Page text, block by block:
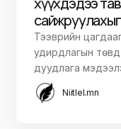
Тээврийн
удирдлагын
дуудлага
Niitlel.mn